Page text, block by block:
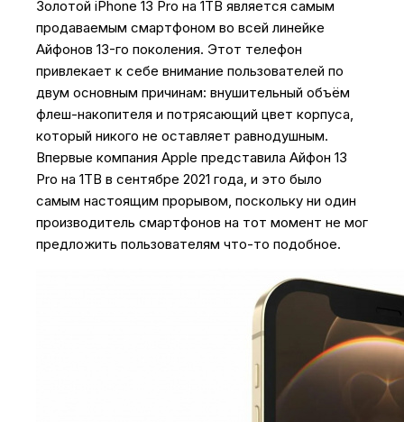
Золотой iPhone 13 Pro на 1TB является самым
продаваемым смартфоном во всей линейке
Айфонов 13-го поколения. Этот телефон
привлекает к себе внимание пользователей по
двум основным причинам: внушительный объём
флеш-накопителя и потрясающий цвет корпуса,
который никого не оставляет равнодушным.
Впервые компания Apple представила Айфон 13
Pro на 1TB в сентябре 2021 года, и это было
самым настоящим прорывом, поскольку ни один
производитель смартфонов на тот момент не мог
предложить пользователям что-то подобное.